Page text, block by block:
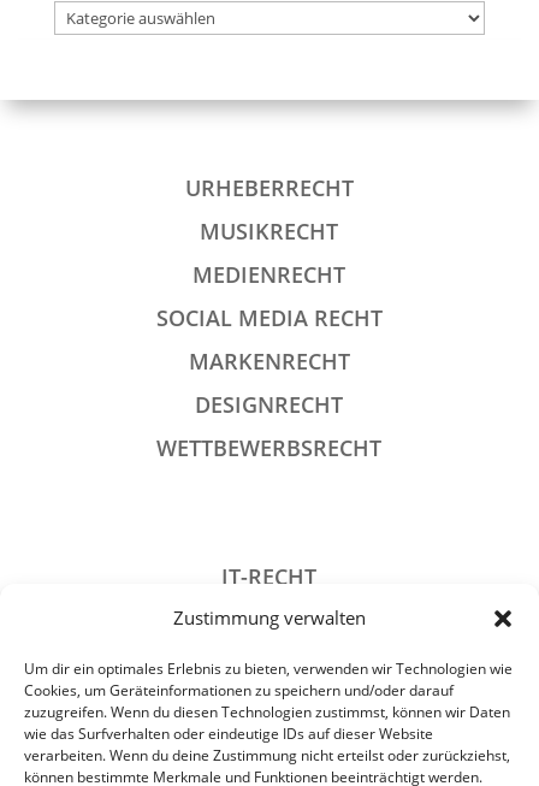
Zustimmung verwalten
Um dir ein optimales Erlebnis zu bieten, verwenden wir Technologien wie
Cookies, um Geräteinformationen zu speichern und/oder darauf
zuzugreifen. Wenn du diesen Technologien zustimmst, können wir Daten
wie das Surfverhalten oder eindeutige IDs auf dieser Website
verarbeiten. Wenn du deine Zustimmung nicht erteilst oder zurückziehst,
können bestimmte Merkmale und Funktionen beeinträchtigt werden.
Kategorieübersicht
URHEBERRECHT
MUSIKRECHT
MEDIENRECHT
SOCIAL MEDIA RECHT
MARKENRECHT
DESIGNRECHT
WETTBEWERBSRECHT
IT-RECHT
DATENSCHUTZRECHT
STRAFRECHT
GESELLSCHAFTSRECHT
VERANSTALTUNGSRECHT